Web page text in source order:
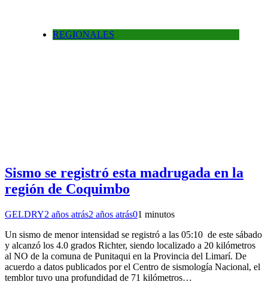
REGIONALES
Sismo se registró esta madrugada en la
región de Coquimbo
GELDRY2 años atrás2 años atrás01 minutos
Un sismo de menor intensidad se registró a las 05:10 de este sábado
y alcanzó los 4.0 grados Richter, siendo localizado a 20 kilómetros
al NO de la comuna de Punitaqui en la Provincia del Limarí. De
acuerdo a datos publicados por el Centro de sismología Nacional, el
temblor tuvo una profundidad de 71 kilómetros…